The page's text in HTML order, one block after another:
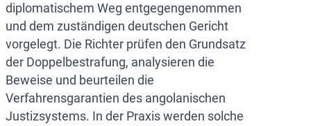
diplomatischem Weg entgegengenommen
und dem zuständigen deutschen Gericht
vorgelegt. Die Richter prüfen den Grundsatz
der Doppelbestrafung, analysieren die
Beweise und beurteilen die
Verfahrensgarantien des angolanischen
Justizsystems. In der Praxis werden solche